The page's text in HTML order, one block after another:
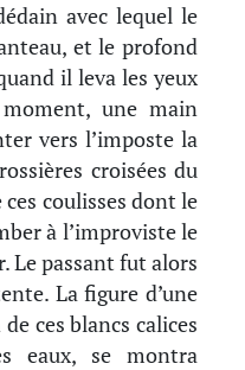
avec lequel le
et le profond
il leva les yeux
une main
vers l’imposte la
croisées du
coulisses dont le
à l’improviste le
Le passant fut alors
La figure d’une
ces blancs calices
eaux, se montra